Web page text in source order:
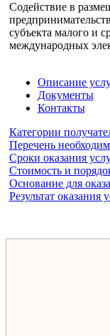
Содействие в
субъекта малого и
международных
Описание
Документы
Контакты
Категории
Перечень
Сроки оказания
Стоимость и
Основание для
Результат оказания